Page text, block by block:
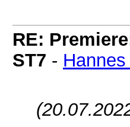
RE:
ST7 -